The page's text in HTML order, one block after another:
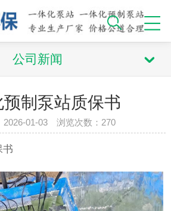
公司新闻
制泵站质保书
2026-01-03 浏览次数：270
书